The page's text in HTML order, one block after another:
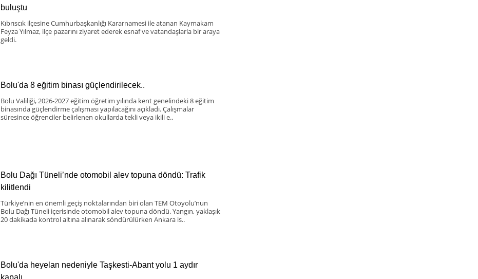
buluştu
Kıbrıscık ilçesine Cumhurbaşkanlığı Kararnamesi ile atanan Kaymakam
Feyza Yılmaz, ilçe pazarını ziyaret ederek esnaf ve vatandaşlarla bir araya
geldi.
Bolu'da 8 eğitim binası güçlendirilecek..
Bolu Valiliği, 2026-2027 eğitim öğretim yılında kent genelindeki 8 eğitim
binasında güçlendirme çalışması yapılacağını açıkladı. Çalışmalar
süresince öğrenciler belirlenen okullarda tekli veya ikili e..
Bolu Dağı Tüneli’nde otomobil alev topuna döndü: Trafik
kilitlendi
Türkiye’nin en önemli geçiş noktalarından biri olan TEM Otoyolu’nun
Bolu Dağı Tüneli içerisinde otomobil alev topuna döndü. Yangın, yaklaşık
20 dakikada kontrol altına alınarak söndürülürken Ankara is..
Bolu'da heyelan nedeniyle Taşkesti-Abant yolu 1 aydır
kapalı